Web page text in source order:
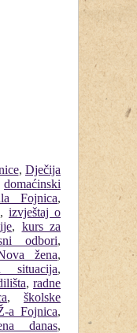
, Dječija
domaćinski
Fojnica,
, izvještaj o
, kurs za
odbori,
žena,
situacija,
,radne
, školske
a Fojnica,
danas,